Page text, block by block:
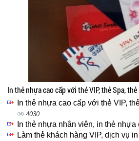
In thẻ nhựa cao cấp với thẻ VIP, thẻ Spa,
In thẻ nhựa cao cấp với thẻ VIP,
4030
In thẻ nhựa nhân viên, in thẻ nhựa
Làm thẻ khách hàng VIP, dịch vụ